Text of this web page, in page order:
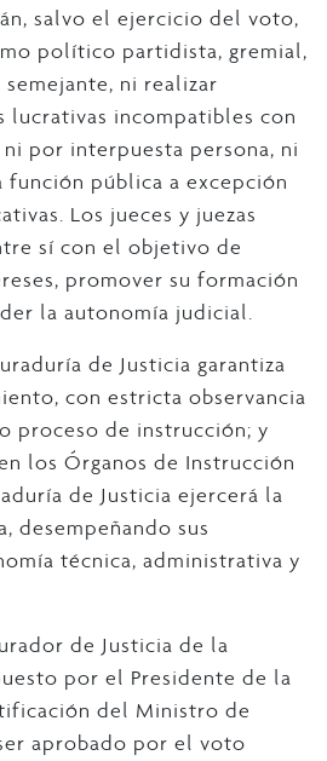
salvo el ejercicio del voto,
político partidista, gremial,
ni realizar
lucrativas incompatibles con
por interpuesta persona, ni
función pública a excepción
Los jueces y juezas
sí con el objetivo de
promover su formación
la autonomía judicial.
de Justicia garantiza
con estricta observancia
proceso de instrucción; y
los Órganos de Instrucción
de Justicia ejercerá la
desempeñando sus
técnica, administrativa y
de Justicia de la
por el Presidente de la
del Ministro de
aprobado por el voto